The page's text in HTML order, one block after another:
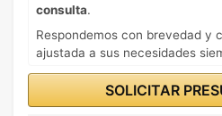
consulta.
Respondemos con brevedad y
ajustada a sus necesidades
SOLICITAR